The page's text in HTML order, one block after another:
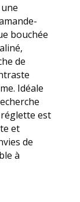
bouchée
de
Idéale
est
et
de
à